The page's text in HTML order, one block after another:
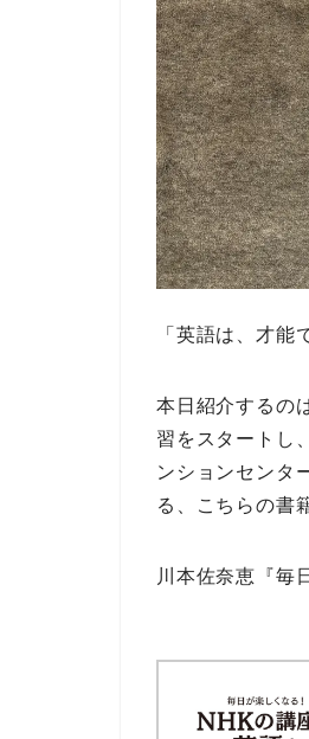
「英語は、才能
本日紹介するの
習をスタートし
ンションセンタ
る、こちらの書
川本佐奈恵『毎